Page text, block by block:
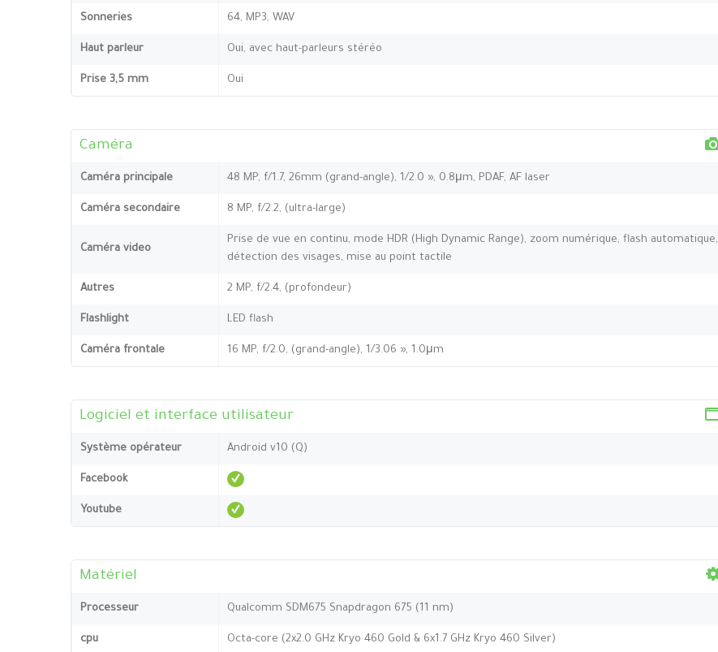
Sonneries 64, MP3, WAV
Haut parleur Oui, avec haut-parleurs stéréo
Prise 3,5 mm Oui
Caméra
Caméra principale 48 MP, f/1.7, 26mm (grand-angle), 1/2.0 », 0.8μm, PDAF, AF laser
Caméra secondaire 8 MP, f/2.2, (ultra-large)
Caméra video
Prise de vue en continu, mode HDR (High Dynamic Range), zoom numérique, flash automatique,
détection des visages, mise au point tactile
Autres 2 MP, f/2.4, (profondeur)
Flashlight LED flash
Caméra frontale 16 MP, f/2.0, (grand-angle), 1/3.06 », 1.0μm
Logiciel et interface utilisateur
Système opérateur Android v10 (Q)
Facebook
Youtube
Matériel
Processeur Qualcomm SDM675 Snapdragon 675 (11 nm)
cpu Octa-core (2x2.0 GHz Kryo 460 Gold & 6x1.7 GHz Kryo 460 Silver)